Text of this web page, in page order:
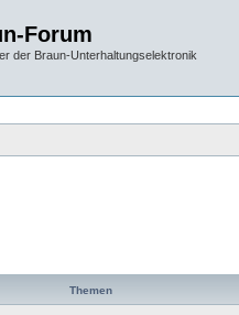
Forum
der Braun-Unterhaltungselektronik
Themen